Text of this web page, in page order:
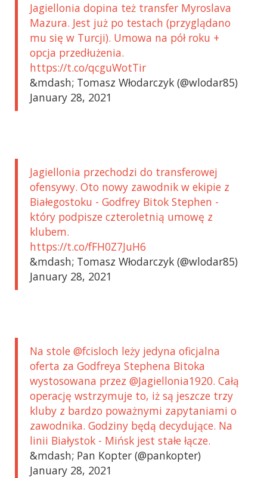
Jagiellonia dopina też transfer Myroslava
Mazura. Jest już po testach (przyglądano
mu się w Turcji). Umowa na pół roku +
opcja przedłużenia.
https://t.co/qcguWotTir
&mdash; Tomasz Włodarczyk (@wlodar85)
January 28, 2021
Jagiellonia przechodzi do transferowej
ofensywy. Oto nowy zawodnik w ekipie z
Białegostoku - Godfrey Bitok Stephen -
który podpisze czteroletnią umowę z
klubem.
https://t.co/fFH0Z7JuH6
&mdash; Tomasz Włodarczyk (@wlodar85)
January 28, 2021
Na stole @fcisloch leży jedyna oficjalna
oferta za Godfreya Stephena Bitoka
wystosowana przez @Jagiellonia1920. Całą
operację wstrzymuje to, iż są jeszcze trzy
kluby z bardzo poważnymi zapytaniami o
zawodnika. Godziny będą decydujące. Na
linii Białystok - Mińsk jest stałe łącze.
&mdash; Pan Kopter (@pankopter)
January 28, 2021